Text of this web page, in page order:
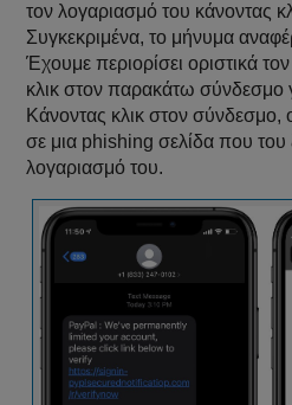
τον λογαριασμό του κάνοντας
Συγκεκριμένα, το μήνυμα
Έχουμε περιορίσει οριστικά
κλικ στον παρακάτω σύνδεσμο
Κάνοντας κλικ στον σύνδεσμο,
σε μια phishing σελίδα που του
λογαριασμό του.